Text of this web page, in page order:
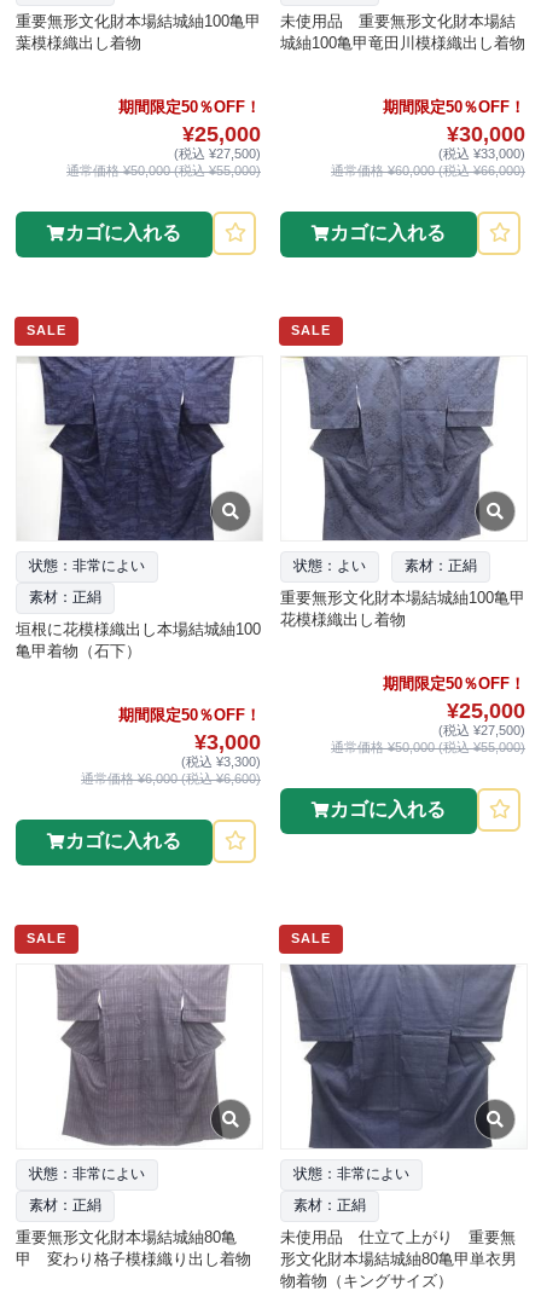
重要無形文化財本場結城紬100亀甲
葉模様織出し着物
期間限定50％OFF！
¥25,000
(税込 ¥27,500)
通常価格 ¥50,000 (税込 ¥55,000)
カゴに入れる
未使用品 重要無形文化財本場結
城紬100亀甲竜田川模様織出し着物
期間限定50％OFF！
¥30,000
(税込 ¥33,000)
通常価格 ¥60,000 (税込 ¥66,000)
カゴに入れる
SALE
状態：非常によい
素材：正絹
垣根に花模様織出し本場結城紬100
亀甲着物（石下）
期間限定50％OFF！
¥3,000
(税込 ¥3,300)
通常価格 ¥6,000 (税込 ¥6,600)
カゴに入れる
SALE
状態：よい 素材：正絹
重要無形文化財本場結城紬100亀甲
花模様織出し着物
期間限定50％OFF！
¥25,000
(税込 ¥27,500)
通常価格 ¥50,000 (税込 ¥55,000)
カゴに入れる
SALE
状態：非常によい
素材：正絹
重要無形文化財本場結城紬80亀
甲 変わり格子模様織り出し着物
SALE
状態：非常によい
素材：正絹
未使用品 仕立て上がり 重要無
形文化財本場結城紬80亀甲単衣男
物着物（キングサイズ）